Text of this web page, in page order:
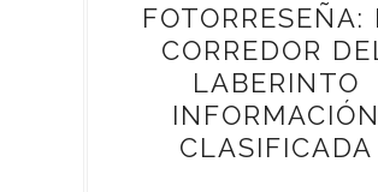
FOTORRESEÑA:
CORREDOR
LABERINTO
INFORMACIÓN
CLASIFICADA